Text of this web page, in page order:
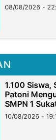
08/08/2026 -
1.100 Siswa,
Patoni
SMPN 1
10/08/2026 -